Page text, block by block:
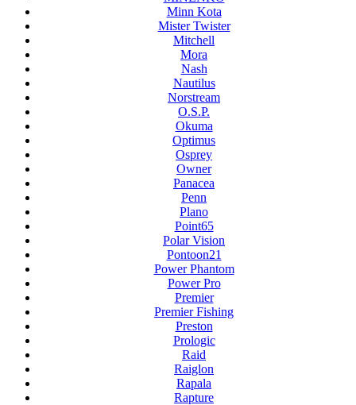
Minn Kota
Mister Twister
Mitchell
Mora
Nash
Nautilus
Norstream
O.S.P.
Okuma
Optimus
Osprey
Owner
Panacea
Penn
Plano
Point65
Polar Vision
Pontoon21
Power Phantom
Power Pro
Premier
Premier Fishing
Preston
Prologic
Raid
Raiglon
Rapala
Rapture